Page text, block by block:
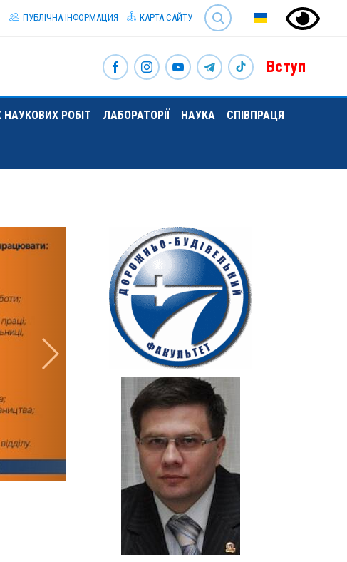
SEARCH
ПУБЛІЧНА ІНФОРМАЦИЯ КАРТА САЙТУ
Вступ
РОБІТ ЛАБОРАТОРІЇ НАУКА СПІВПРАЦЯ